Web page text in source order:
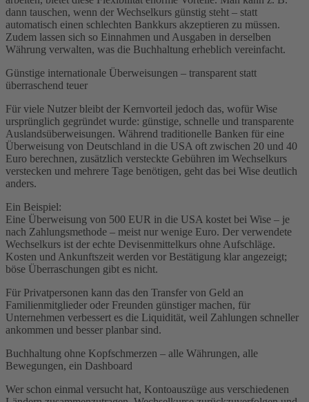
dann tauschen, wenn der Wechselkurs günstig steht – statt
automatisch einen schlechten Bankkurs akzeptieren zu müssen.
Zudem lassen sich so Einnahmen und Ausgaben in derselben
Währung verwalten, was die Buchhaltung erheblich vereinfacht.
Günstige internationale Überweisungen – transparent statt
überraschend teuer
Für viele Nutzer bleibt der Kernvorteil jedoch das, wofür Wise
ursprünglich gegründet wurde: günstige, schnelle und transparente
Auslandsüberweisungen. Während traditionelle Banken für eine
Überweisung von Deutschland in die USA oft zwischen 20 und 40
Euro berechnen, zusätzlich versteckte Gebühren im Wechselkurs
verstecken und mehrere Tage benötigen, geht das bei Wise deutlich
anders.
Ein Beispiel:
Eine Überweisung von 500 EUR in die USA kostet bei Wise – je
nach Zahlungsmethode – meist nur wenige Euro. Der verwendete
Wechselkurs ist der echte Devisenmittelkurs ohne Aufschläge.
Kosten und Ankunftszeit werden vor Bestätigung klar angezeigt;
böse Überraschungen gibt es nicht.
Für Privatpersonen kann das den Transfer von Geld an
Familienmitglieder oder Freunden günstiger machen, für
Unternehmen verbessert es die Liquidität, weil Zahlungen schneller
ankommen und besser planbar sind.
Buchhaltung ohne Kopfschmerzen – alle Währungen, alle
Bewegungen, ein Dashboard
Wer schon einmal versucht hat, Kontoauszüge aus verschiedenen